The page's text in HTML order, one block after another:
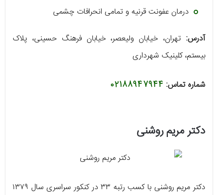
درمان عفونت قرنیه و تمامی انحرافات چشمی
آدرس: تهران، خیابان ولیعصر، خیابان فرهنگ حسینی، پلاک
بیستم، کلینیک شهرداری
شماره تماس: 02188947944
دکتر مریم روشنی
دکتر مریم روشنی با کسب رتبه ۳۳ در کنکور سراسری سال ۱۳۷۹